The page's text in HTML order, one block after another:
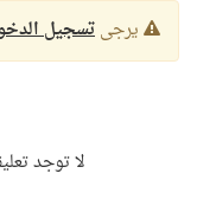
يرجىتسجيل
لا توجد